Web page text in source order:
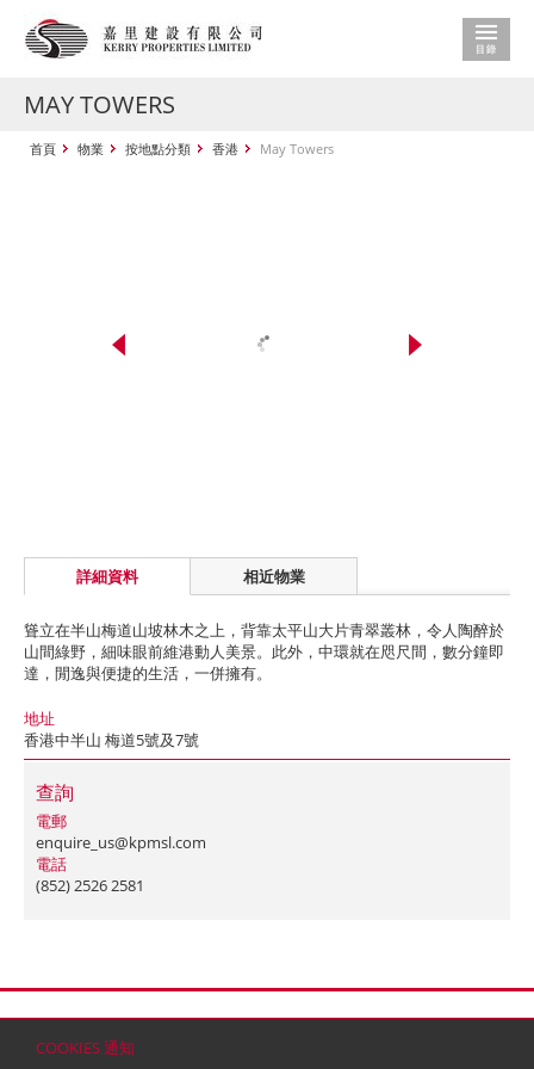
COOKIES 通知
MAY TOWERS
首頁 物業 按地點分類 香港 May Towers
詳細資料 相近物業
聳立在半山梅道山坡林木之上，背靠太平山大片青翠叢林，令人陶醉於
山間綠野，細味眼前維港動人美景。此外，中環就在咫尺間，數分鐘即
達，閒逸與便捷的生活，一併擁有。
地址
香港中半山 梅道5號及7號
查詢
電郵
enquire_us@kpmsl.com
電話
(852) 2526 2581
© 2026 嘉里建設有限公司 (於百慕達註冊成立之有限公司)